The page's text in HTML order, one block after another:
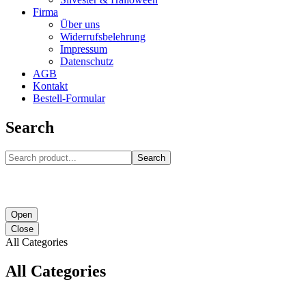
Firma
Über uns
Widerrufsbelehrung
Impressum
Datenschutz
AGB
Kontakt
Bestell-Formular
Search
Search
Open
Close
All Categories
All Categories